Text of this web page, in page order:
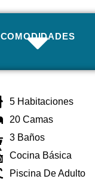
COMODIDADES
5 Habitaciones
20 Camas
3 Baños
Cocina Básica
Piscina De Adulto